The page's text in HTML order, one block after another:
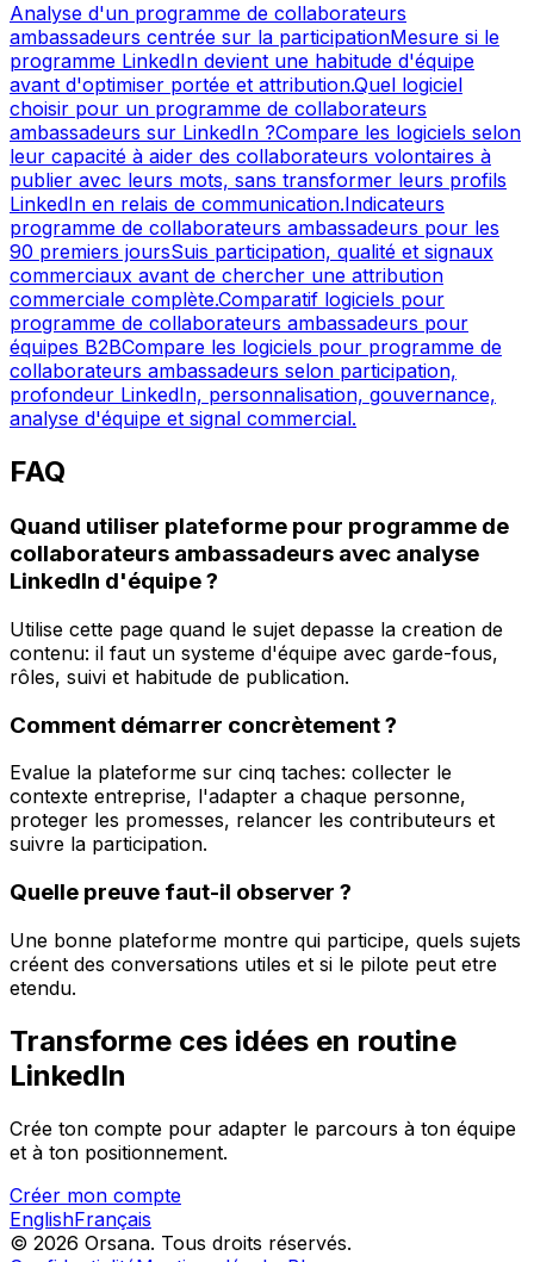
Analyse d'un programme de collaborateurs
ambassadeurs centrée sur la participationMesure si le
programme LinkedIn devient une habitude d'équipe
avant d'optimiser portée et attribution.Quel logiciel
choisir pour un programme de collaborateurs
ambassadeurs sur LinkedIn ?Compare les logiciels selon
leur capacité à aider des collaborateurs volontaires à
publier avec leurs mots, sans transformer leurs profils
LinkedIn en relais de communication.Indicateurs
programme de collaborateurs ambassadeurs pour les
90 premiers joursSuis participation, qualité et signaux
commerciaux avant de chercher une attribution
commerciale complète.Comparatif logiciels pour
programme de collaborateurs ambassadeurs pour
équipes B2BCompare les logiciels pour programme de
collaborateurs ambassadeurs selon participation,
profondeur LinkedIn, personnalisation, gouvernance,
analyse d'équipe et signal commercial.
FAQ
Quand utiliser plateforme pour programme de
collaborateurs ambassadeurs avec analyse
LinkedIn d'équipe ?
Utilise cette page quand le sujet depasse la creation de
contenu: il faut un systeme d'équipe avec garde-fous,
rôles, suivi et habitude de publication.
Comment démarrer concrètement ?
Evalue la plateforme sur cinq taches: collecter le
contexte entreprise, l'adapter a chaque personne,
proteger les promesses, relancer les contributeurs et
suivre la participation.
Quelle preuve faut-il observer ?
Une bonne plateforme montre qui participe, quels sujets
créent des conversations utiles et si le pilote peut etre
etendu.
Transforme ces idées en routine
LinkedIn
Crée ton compte pour adapter le parcours à ton équipe
et à ton positionnement.
Créer mon compte
EnglishFrançais
© 2026 Orsana. Tous droits réservés.